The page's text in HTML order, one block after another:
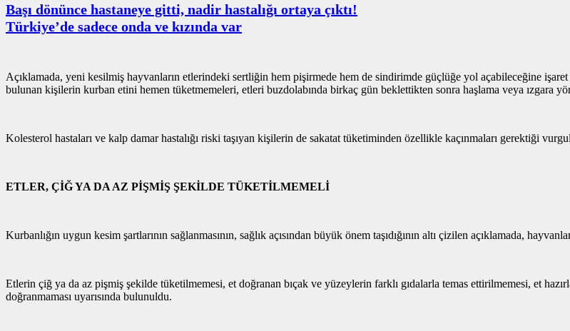
Başı dönünce hastaneye gitti, nadir hastalığı ortaya çıktı!
Türkiye’de sadece onda ve kızında var
Açıklamada, yeni kesilmiş hayvanların etlerindeki sertliğin hem pişirmede hem de sindirimde güçlüğe yol açabileceğine
bulunan kişilerin kurban etini hemen tüketmemeleri, etleri buzdolabında birkaç gün beklettikten sonra haşlama veya ızgara
Kolesterol hastaları ve kalp damar hastalığı riski taşıyan kişilerin de sakatat tüketiminden özellikle kaçınmaları gerektiği
ETLER, ÇİĞ YA DA AZ PİŞMİŞ ŞEKİLDE TÜKETİLMEMELİ
Kurbanlığın uygun kesim şartlarının sağlanmasının, sağlık açısından büyük önem taşıdığının altı çizilen açıklamada,
Etlerin çiğ ya da az pişmiş şekilde tüketilmemesi, et doğranan bıçak ve yüzeylerin farklı gıdalarla temas ettirilmemesi, et
doğranmaması uyarısında bulunuldu.